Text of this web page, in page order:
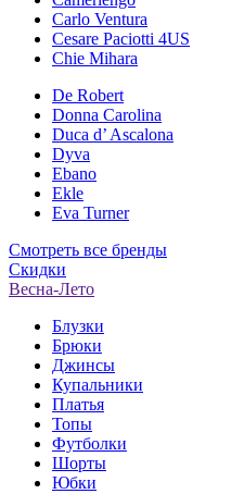
Carlo Ventura
Cesare Paciotti 4US
Chie Mihara
De Robert
Donna Carolina
Duca d’ Ascalona
Dyva
Ebano
Ekle
Eva Turner
Смотреть все бренды
Скидки
Весна-Лето
Блузки
Брюки
Джинсы
Купальники
Платья
Топы
Футболки
Шорты
Юбки